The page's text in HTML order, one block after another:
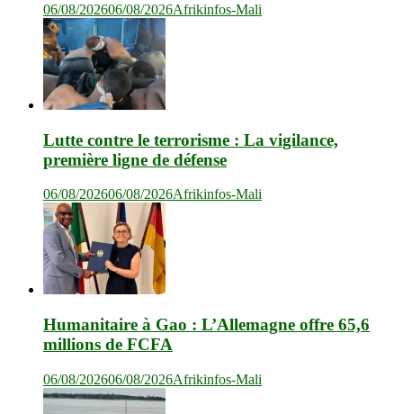
06/08/202606/08/2026Afrikinfos-Mali
Lutte contre le terrorisme : La vigilance,
première ligne de défense
06/08/202606/08/2026Afrikinfos-Mali
Humanitaire à Gao : L’Allemagne offre 65,6
millions de FCFA
06/08/202606/08/2026Afrikinfos-Mali